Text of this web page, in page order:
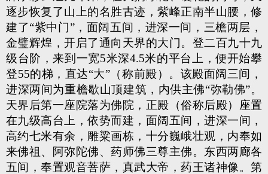
逐步恢复了山上的名胜古迹，紫峰正南半山腰，修
建了“紫中门”，面阔五间，进深一间，三檐两层，
金璧辉煌，开启了通向天界的大门。登二百九十九
级台阶，来到一宽5米深4.5米的平台上，便开始攀
登55的梯，直达“大”（称前殿）。该殿面阔三间，
进深两间为重檐歇山顶建筑，内供主佛“弥勒佛”。
天界后第一座院落为佛院，正殿（俗称后殿）座置
在九级高台上，依势而建，面阔五间，进深一间，
高约七米有余，雕粱画栋，十分巍峨壮观，内奉如
来佛祖、阿弥陀佛、药师佛三尊主佛。东西两廊各
五间，奉置观音菩萨，真武大帝，药王诸神像。第